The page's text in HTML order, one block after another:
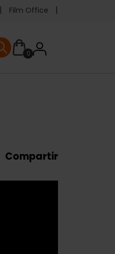
Film Office
0User
User menu
Compartir